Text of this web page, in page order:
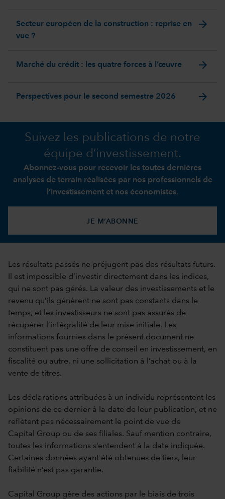
Secteur européen de la construction : reprise en
vue ?
arrow_forward
Marché du crédit : les quatre forces à l’œuvre arrow_forward
Perspectives pour le second semestre 2026 arrow_forward
Suivez les publications de notre
équipe d’investissement.
Abonnez-vous pour recevoir les toutes dernières
analyses de terrain réalisées par nos professionnels de
l’investissement et nos économistes.
JE M’ABONNE
Les résultats passés ne préjugent pas des résultats futurs.
Il est impossible d’investir directement dans les indices,
qui ne sont pas gérés. La valeur des investissements et le
revenu qu’ils génèrent ne sont pas constants dans le
temps, et les investisseurs ne sont pas assurés de
récupérer l’intégralité de leur mise initiale. Les
informations fournies dans le présent document ne
constituent pas une offre de conseil en investissement, en
fiscalité ou autre, ni une sollicitation à l’achat ou à la
vente de titres.
Les déclarations attribuées à un individu représentent les
opinions de ce dernier à la date de leur publication, et ne
reflètent pas nécessairement le point de vue de
Capital Group ou de ses filiales. Sauf mention contraire,
toutes les informations s’entendent à la date indiquée.
Certaines données ayant été obtenues de tiers, leur
fiabilité n’est pas garantie.
Capital Group gère des actions par le biais de trois